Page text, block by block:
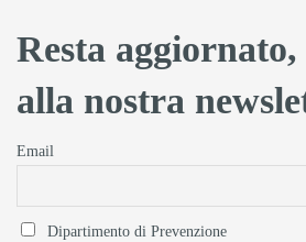
Resta
alla nostra
Email
Dipartimento di Prevenzione